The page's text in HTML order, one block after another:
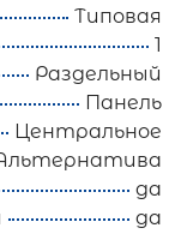
Типовая
1
Раздельный
Панель
Центральное
да
да